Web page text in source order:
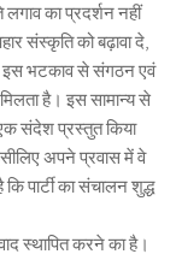
का प्रदर्शन नहीं
संस्कृति को बढ़ावा दे,
इस भटकाव से संगठन एवं
मिलता है। इस सामान्य से
संदेश प्रस्तुत किया
अपने प्रवास में वे
पार्टी का संचालन शुद्ध
स्थापित करने का है।